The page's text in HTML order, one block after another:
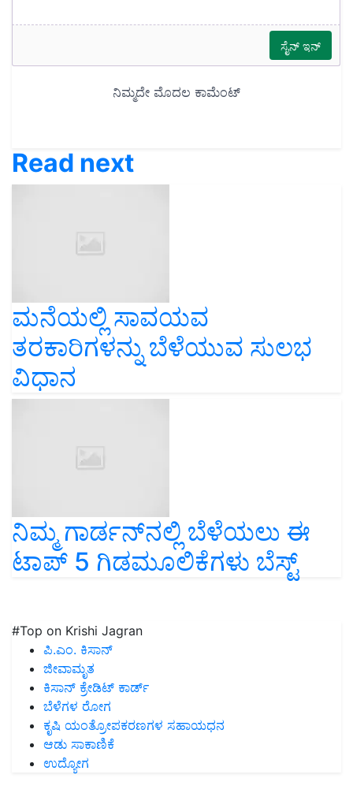
Read next
ಮನೆಯಲ್ಲಿ ಸಾವಯವ
ತರಕಾರಿಗಳನ್ನು ಬೆಳೆಯುವ ಸುಲಭ
ವಿಧಾನ
ನಿಮ್ಮ ಗಾರ್ಡನ್‌ನಲ್ಲಿ ಬೆಳೆಯಲು ಈ
ಟಾಪ್‌ 5 ಗಿಡಮೂಲಿಕೆಗಳು ಬೆಸ್ಟ್‌
#Top on Krishi Jagran
ಪಿ.ಎಂ. ಕಿಸಾನ್
ಜೀವಾಮೃತ
ಕಿಸಾನ್ ಕ್ರೇಡಿಟ್ ಕಾರ್ಡ್
ಬೆಳೆಗಳ ರೋಗ
ಕೃಷಿ ಯಂತ್ರೋಪಕರಣಗಳ ಸಹಾಯಧನ
ಆಡು ಸಾಕಾಣಿಕೆ
ಉದ್ಯೋಗ